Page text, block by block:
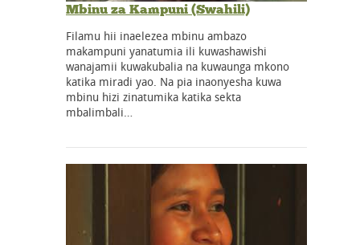
Mbinu za Kampuni (Swahili)
Filamu hii inaelezea mbinu ambazo
makampuni yanatumia ili kuwashawishi
wanajamii kuwakubalia na kuwaunga mkono
katika miradi yao. Na pia inaonyesha kuwa
mbinu hizi zinatumika katika sekta
mbalimbali…